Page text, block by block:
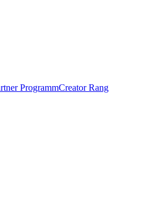
ProgrammCreator Rang